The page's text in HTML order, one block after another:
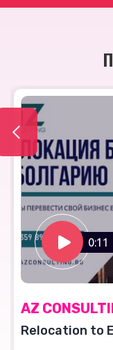
0:11
AZ
Relocation to